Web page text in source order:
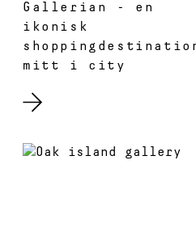
Gallerian - en
ikonisk
mitt i city